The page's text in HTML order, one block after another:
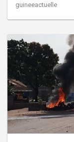
guineeactuelle